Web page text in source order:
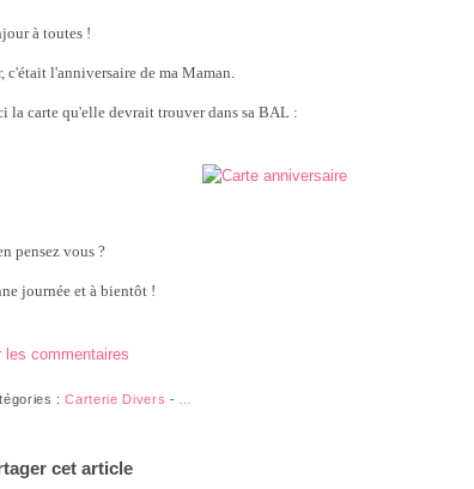
à toutes !
c'était l'anniversaire de ma Maman.
la carte qu'elle devrait trouver dans sa BAL :
pensez vous ?
journée et à bientôt !
les commentaires
:Carterie Divers -
cet article